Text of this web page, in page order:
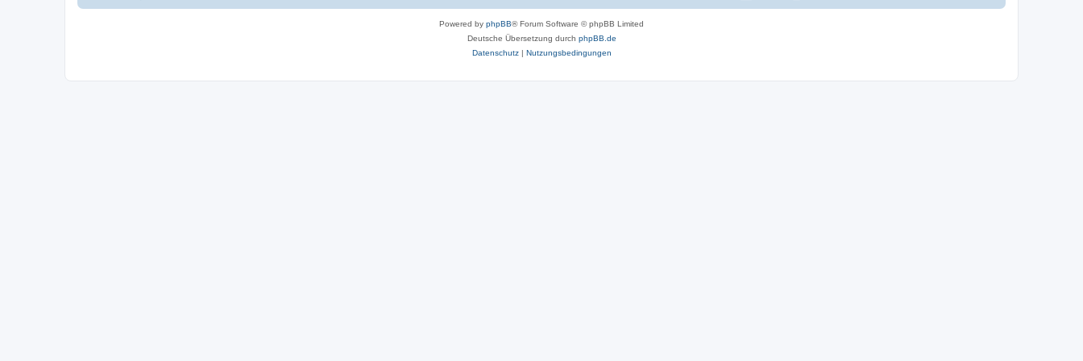
Powered by phpBB® Forum Software © phpBB Limited
Deutsche Übersetzung durch phpBB.de
Datenschutz| Nutzungsbedingungen